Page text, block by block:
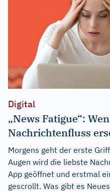
Digital
„News Fatigue“:
Nachrichtenfluss
Morgens geht der erste
Augen wird die liebste
App geöffnet und erstmal
gescrollt. Was gibt es